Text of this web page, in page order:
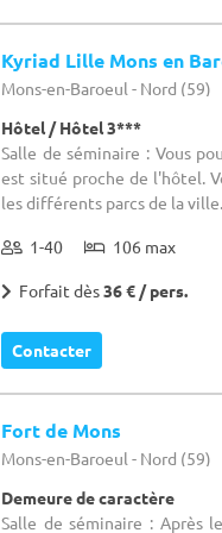
Kyriad Lille Mons en
Mons-en-Baroeul - Nord (59)
Hôtel / Hôtel 3***
Salle de séminaire : Vous
est situé proche de l'hôtel.
les différents parcs de la
1-40 106 max
Forfait dès36 € / pers.
Contacter
Fort de Mons
Mons-en-Baroeul - Nord (59)
Demeure de caractère
Salle de séminaire : Après